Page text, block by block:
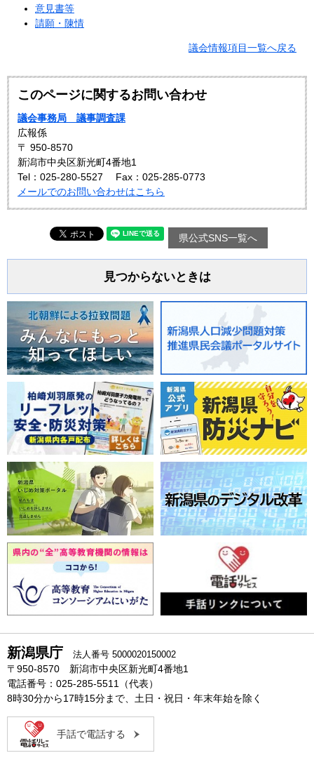
意見書等
請願・陳情
議会情報項目一覧へ戻る
このページに関するお問い合わせ
議会事務局 議事調査課
広報係
〒 950-8570
新潟市中央区新光町4番地1
Tel：025-280-5527
Fax：025-285-0773
メールでのお問い合わせはこちら
県公式SNS一覧へ
見つからないときは
新潟県庁 法人番号 5000020150002
〒950-8570 新潟市中央区新光町4番地1
電話番号：025-285-5511（代表）
8時30分から17時15分まで、土日・祝日・年末年始を除く
手話で電話する